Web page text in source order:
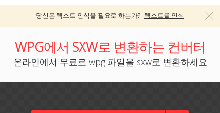
당신은 텍스트 인식을 필요로 하는가? 텍스트를 인식
WPG에서 SXW로 변환하는 컨버터
온라인에서 무료로 wpg 파일을 sxw로 변환하세요